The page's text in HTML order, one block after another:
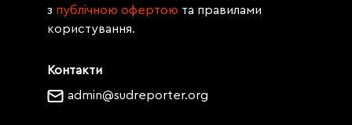
Контакти
admin@sudreporter.org
з публічною офертою та правилами
користування.